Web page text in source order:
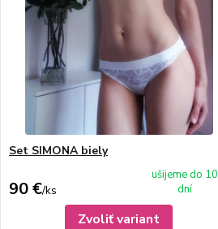
Set SIMONA biely
90 €/ks
ušijeme do 10
dní
Zvoliť variant